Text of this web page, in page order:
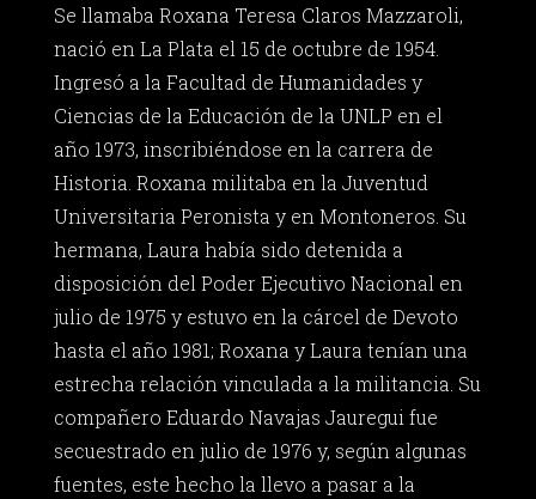
Se llamaba Roxana Teresa Claros Mazzaroli,
nació en La Plata el 15 de octubre de 1954.
Ingresó a la Facultad de Humanidades y
Ciencias de la Educación de la UNLP en el
año 1973, inscribiéndose en la carrera de
Historia. Roxana militaba en la Juventud
Universitaria Peronista y en Montoneros. Su
hermana, Laura había sido detenida a
disposición del Poder Ejecutivo Nacional en
julio de 1975 y estuvo en la cárcel de Devoto
hasta el año 1981; Roxana y Laura tenían una
estrecha relación vinculada a la militancia. Su
compañero Eduardo Navajas Jauregui fue
secuestrado en julio de 1976 y, según algunas
fuentes, este hecho la llevo a pasar a la